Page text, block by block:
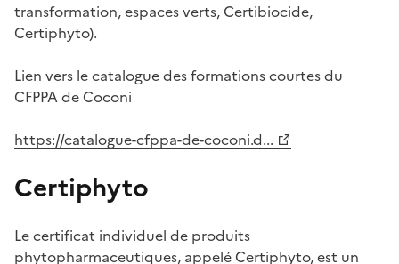
transformation, espaces verts, Certibiocide,
Certiphyto).
Lien vers le catalogue des formations courtes du
CFPPA de Coconi
https://catalogue-cfppa-de-coconi.d...
Certiphyto
Le certificat individuel de produits
phytopharmaceutiques, appelé Certiphyto, est un